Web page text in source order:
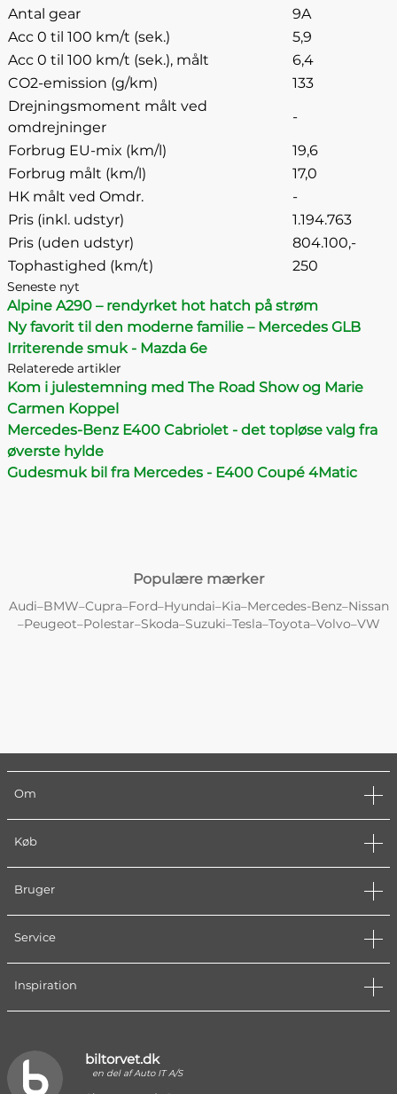
Antal gear
9A
Acc 0 til 100 km/t (sek.)
5,9
Acc 0 til 100 km/t (sek.), målt
6,4
CO2-emission (g/km)
133
Drejningsmoment målt ved
omdrejninger
-
Forbrug EU-mix (km/l)
19,6
Forbrug målt (km/l)
17,0
HK målt ved Omdr.
-
Pris (inkl. udstyr)
1.194.763
Pris (uden udstyr)
804.100,-
Tophastighed (km/t)
250
Seneste nyt
Alpine A290 – rendyrket hot hatch på strøm
Ny favorit til den moderne familie – Mercedes GLB
Irriterende smuk - Mazda 6e
Relaterede artikler
Kom i julestemning med The Road Show og Marie
Carmen Koppel
Mercedes-Benz E400 Cabriolet - det topløse valg fra
øverste hylde
Gudesmuk bil fra Mercedes - E400 Coupé 4Matic
Populære mærker
Audi–BMW–Cupra–Ford–Hyundai–Kia–Mercedes-Benz–Nissan
–Peugeot–Polestar–Skoda–Suzuki–Tesla–Toyota–Volvo–VW
Om
Køb
Bruger
Service
Inspiration
biltorvet.dk
en del af Auto IT A/S